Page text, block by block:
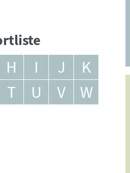
H I J
K
T U V
W